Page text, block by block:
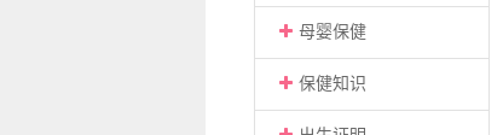
母婴保健
保健知识